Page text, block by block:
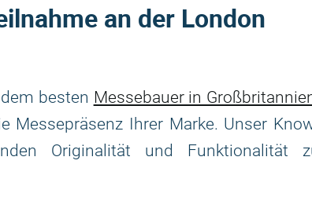
an der London
besten Messebauer in
Ihrer Marke. Unser
Originalität und Funktionalität